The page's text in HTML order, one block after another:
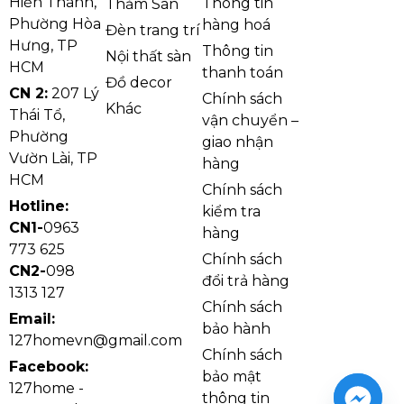
Thảm văn phòng len dày HPG đa dạng màu sắc
Khả Năng Cách Âm Và Giữ Nhiệt
Của Thảm Văn Phòng Len Dày HPG
Với độ dày 15mm, thảm văn phòng len dày HPG
khả năng giữ nhiệt và hấp thu âm thanh, tạo không
gian yên tĩnh và ấm áp. Điều này giúp giảm tiếng ồn
và cung cấp môi trường làm việc thoải mái, nâng cao
Phường Hòa
Hưng, TP
HCM
CN 2: 207 Lý
Thái Tổ,
Phường
Vườn Lài, TP
HCM
Hotline:
CN1-0963
773 625
CN2-098
1313 127
Email:
127homevn@gmail.com
Facebook:
127home -
Thảm Sàn
Đèn trang trí
Nội thất sàn
Đồ decor
Khác
hàng hoá
Thông tin
thanh toán
Chính sách
vận chuyển –
giao nhận
hàng
Chính sách
kiểm tra
hàng
Chính sách
đổi trả hàng
Chính sách
bảo hành
Chính sách
bảo mật
thông tin